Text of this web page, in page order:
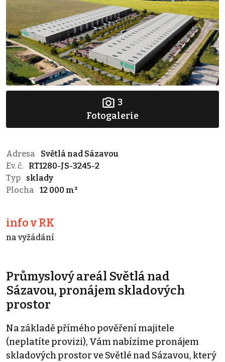
3
Fotogalerie
Adresa
Světlá nad Sázavou
Ev. č.
RT1280-JS-3245-2
Typ
sklady
Plocha
12 000 m²
info v RK
na vyžádání
Průmyslový areál Světlá nad
Sázavou, pronájem skladových
prostor
Na základě přímého pověření majitele
(neplatíte provizi), Vám nabízíme pronájem
skladových prostor ve Světlé nad Sázavou, který